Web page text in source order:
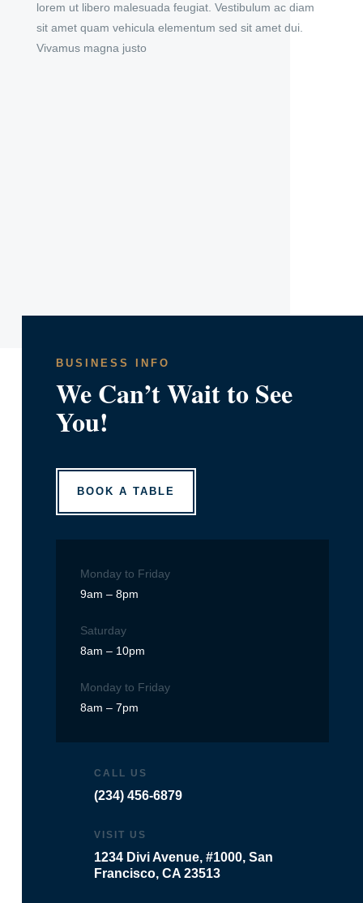
lorem ut libero malesuada feugiat. Vestibulum ac diam
sit amet quam vehicula elementum sed sit amet dui.
Vivamus magna justo
BUSINESS INFO
We Can’t Wait to See
You!
BOOK A TABLE
Monday to Friday
9am – 8pm
Saturday
8am – 10pm
Monday to Friday
8am – 7pm
CALL US
(234) 456-6879
VISIT US
1234 Divi Avenue, #1000, San
Francisco, CA 23513